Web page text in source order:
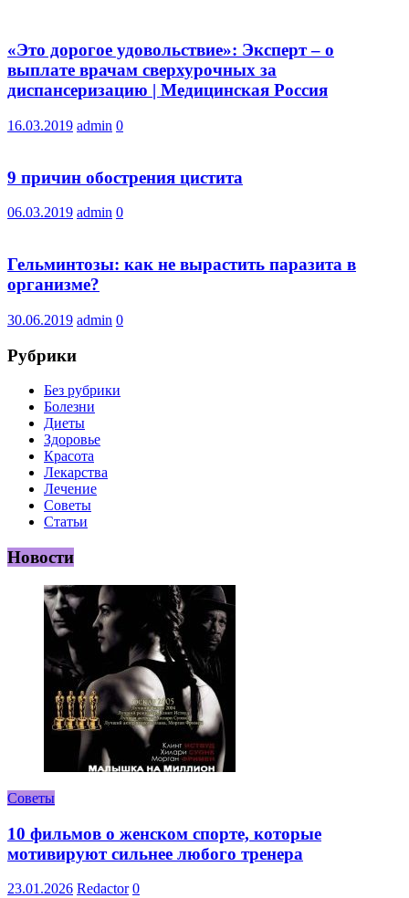
«Это дорогое удовольствие»: Эксперт – о
выплате врачам сверхурочных за
диспансеризацию | Медицинская Россия
16.03.2019 admin 0
9 причин обострения цистита
06.03.2019 admin 0
Гельминтозы: как не вырастить паразита в
организме?
30.06.2019 admin 0
Рубрики
Без рубрики
Болезни
Диеты
Здоровье
Красота
Лекарства
Лечение
Советы
Статьи
Новости
Советы
10 фильмов о женском спорте, которые
мотивируют сильнее любого тренера
23.01.2026 Redactor 0